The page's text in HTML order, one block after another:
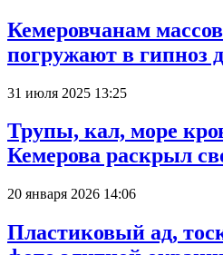
Кемеровчанам
погружают в гипноз
31 июля 2025 13:25
Трупы, кал, море
Кемерова раскрыл
20 января 2026 14:06
Пластиковый ад,